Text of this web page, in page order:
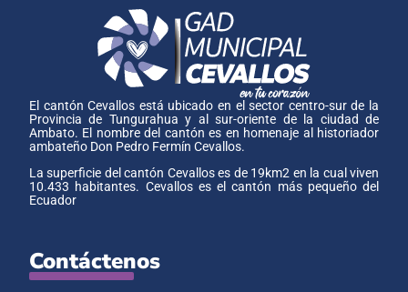
El cantón Cevallos está ubicado en el sector centro-sur de la
Provincia de Tungurahua y al sur-oriente de la ciudad de
Ambato. El nombre del cantón es en homenaje al historiador
ambateño Don Pedro Fermín Cevallos.
La superficie del cantón Cevallos es de 19km2 en la cual viven
10.433 habitantes. Cevallos es el cantón más pequeño del
Ecuador
Contáctenos